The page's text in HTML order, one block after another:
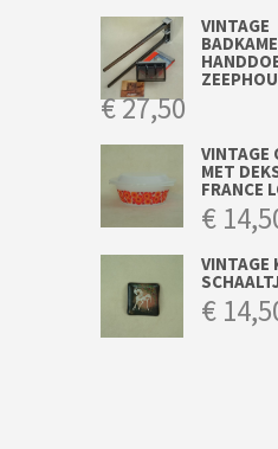
VINTAGE
€27,50
VINTAGE
MET
FRANCE
€
VINTAGE
€